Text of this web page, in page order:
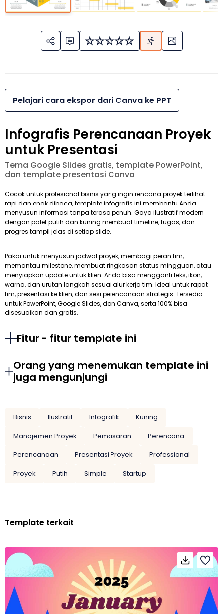
Pelajari cara ekspor dari Canva ke PPT
Infografis Perencanaan Proyek
untuk Presentasi
Tema Google Slides gratis, template PowerPoint,
dan template presentasi Canva
Cocok untuk profesional bisnis yang ingin rencana proyek terlihat
rapi dan enak dibaca, template infografis ini membantu Anda
menyusun informasi tanpa terasa penuh. Gaya ilustratif modern
dengan palet putih dan kuning membuat timeline, tugas, dan
progres tampil jelas di setiap slide.
Pakai untuk menyusun jadwal proyek, membagi peran tim,
memantau milestone, membuat ringkasan status mingguan, atau
menyiapkan update untuk klien. Anda bisa mengganti teks, ikon,
warna, dan urutan langkah sesuai alur kerja tim. Ideal untuk rapat
tim, presentasi ke klien, dan sesi perencanaan strategis. Tersedia
untuk PowerPoint, Google Slides, dan Canva, serta 100% bisa
disesuaikan dan gratis.
Fitur - fitur template ini
Orang yang menemukan template ini
juga mengunjungi
Bisnis Ilustratif Infografik
Kuning
Manajemen Proyek
Pemasaran
Perencana
Perencanaan
Presentasi Proyek
Professional
Proyek
Putih Simple Startup
Template terkait